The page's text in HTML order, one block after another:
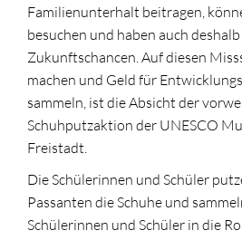
Familienunterhalt beitragen,
besuchen und haben auch
Zukunftschancen. Auf diesen
machen und Geld für
sammeln, ist die Absicht der
Schuhputzaktion der UNESCO
Freistadt.
Die Schülerinnen und Schüler
Passanten die Schuhe und
Schülerinnen und Schüler in die